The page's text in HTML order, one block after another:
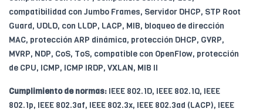
compatibilidad con Jumbo Frames, Servidor DHCP, STP Root
Guard, UDLD, con LLDP, LACP, MIB, bloqueo de dirección
MAC, protección ARP dinámica, protección DHCP, GVRP,
MVRP, NDP, CoS, ToS, compatible con OpenFlow, protección
de CPU, ICMP, ICMP IRDP, VXLAN, MIB II
Cumplimiento de normas: IEEE 802.1D, IEEE 802.1Q, IEEE
802.1p, IEEE 802.3af, IEEE 802.3x, IEEE 802.3ad (LACP), IEEE